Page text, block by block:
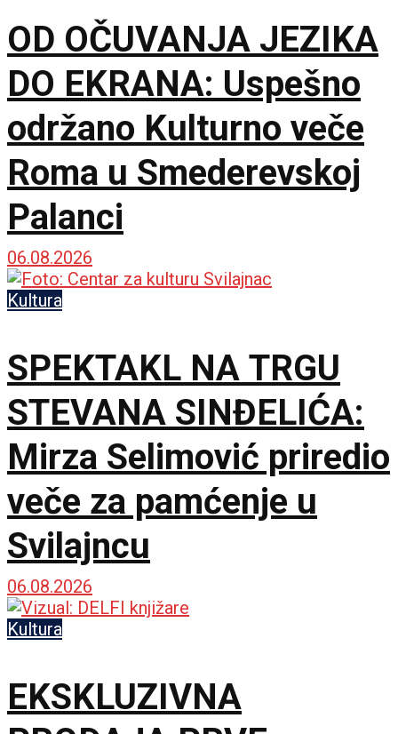
OD OČUVANJA JEZIKA
DO EKRANA: Uspešno
održano Kulturno veče
Roma u Smederevskoj
Palanci
06.08.2026
Kultura
SPEKTAKL NA TRGU
STEVANA SINĐELIĆA:
Mirza Selimović priredio
veče za pamćenje u
Svilajncu
06.08.2026
Kultura
EKSKLUZIVNA